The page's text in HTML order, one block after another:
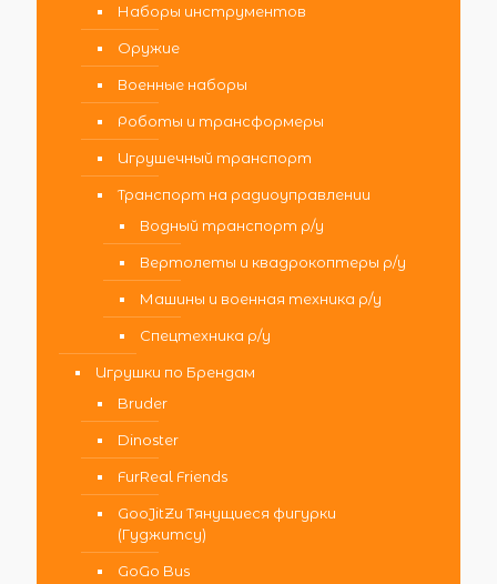
Наборы инструментов
Оружие
Военные наборы
Роботы и трансформеры
Игрушечный транспорт
Транспорт на радиоуправлении
Водный транспорт р/у
Вертолеты и квадрокоптеры р/у
Машины и военная техника р/у
Спецтехника р/у
Игрушки по Брендам
Bruder
Dinoster
FurReal Friends
GooJitZu Тянущиеся фигурки
(Гуджитсу)
GoGo Bus